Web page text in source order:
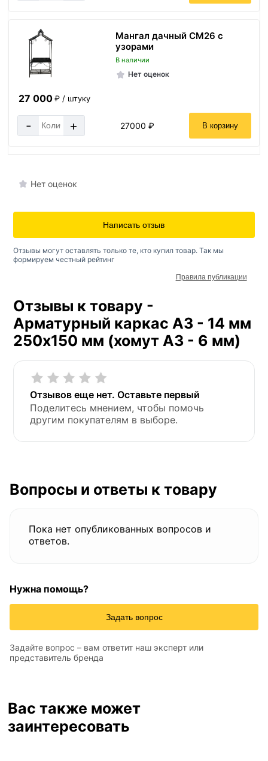
Мангал дачный СМ26 с
узорами
В наличии
Нет оценок
27 000₽ / штуку
- + 27000 ₽ В корзину
Отзывы к товару -
Арматурный каркас А3 - 14 мм
250х150 мм (хомут А3 - 6 мм)
Отзывов еще нет. Оставьте первый
Поделитесь мнением, чтобы помочь
другим покупателям в выборе.
Нет оценок
Написать отзыв
Отзывы могут оставлять только те, кто купил товар. Так мы
формируем честный рейтинг
Правила публикации
Вопросы и ответы к товару
Пока нет опубликованных вопросов и
ответов.
Нужна помощь?
Задать вопрос
Задайте вопрос – вам ответит наш эксперт или
представитель бренда
Вас также может
заинтересовать